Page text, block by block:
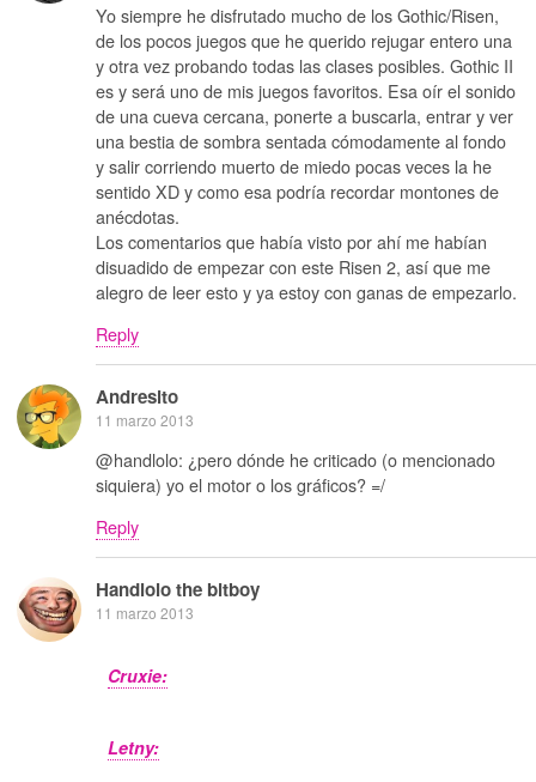
Yo siempre he disfrutado mucho de los Gothic/Risen,
de los pocos juegos que he querido rejugar entero una
y otra vez probando todas las clases posibles. Gothic II
es y será uno de mis juegos favoritos. Esa oír el sonido
de una cueva cercana, ponerte a buscarla, entrar y ver
una bestia de sombra sentada cómodamente al fondo
y salir corriendo muerto de miedo pocas veces la he
sentido XD y como esa podría recordar montones de
anécdotas.
Los comentarios que había visto por ahí me habían
disuadido de empezar con este Risen 2, así que me
alegro de leer esto y ya estoy con ganas de empezarlo.
Reply
Andresito
11 marzo 2013
@handlolo: ¿pero dónde he criticado (o mencionado
siquiera) yo el motor o los gráficos? =/
Reply
Handlolo the bitboy
11 marzo 2013
Cruxie:
Letny: